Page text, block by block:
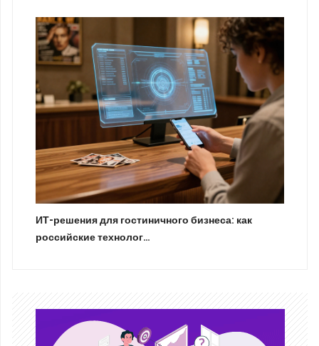
ИТ-решения для гостиничного бизнеса: как
российские технолог…